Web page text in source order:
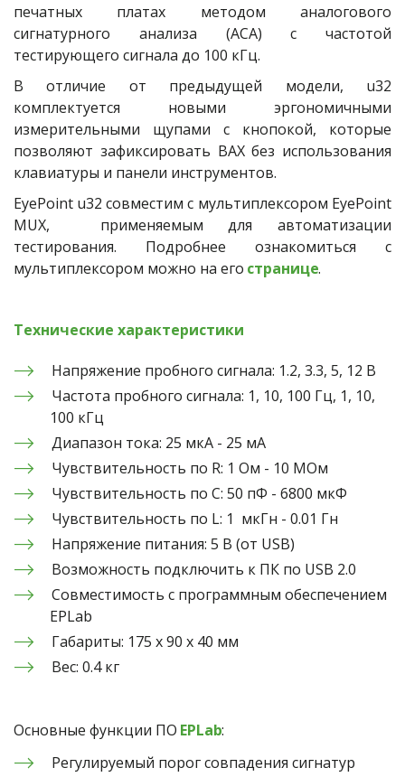
печатных платах методом аналогового
сигнатурного анализа (АСА) с частотой
тестирующего сигнала до 100 кГц.
В отличие от предыдущей модели, u32
комплектуется новыми эргономичными
измерительными щупами с кнопокой, которые
позволяют зафиксировать ВАХ без использования
клавиатуры и панели инструментов.
EyePoint u32 совместим с мультиплексором EyePoint
MUX, применяемым для автоматизации
тестирования. Подробнее ознакомиться с
мультиплексором можно на его странице.
Технические характеристики
Напряжение пробного сигнала: 1.2, 3.3, 5, 12 В
Частота пробного сигнала: 1, 10, 100 Гц, 1, 10,
100 кГц
Диапазон тока: 25 мкА - 25 мА
Чувствительность по R: 1 Ом - 10 МОм
Чувствительность по C: 50 пФ - 6800 мкФ
Чувствительность по L: 1  мкГн - 0.01 Гн
Напряжение питания: 5 В (от USB)
Возможность подключить к ПК по USB 2.0
Совместимость с программным обеспечением
EPLab
Габариты: 175 х 90 х 40 мм
Вес: 0.4 кг
Основные функции ПО EPLab:
Регулируемый порог совпадения сигнатур